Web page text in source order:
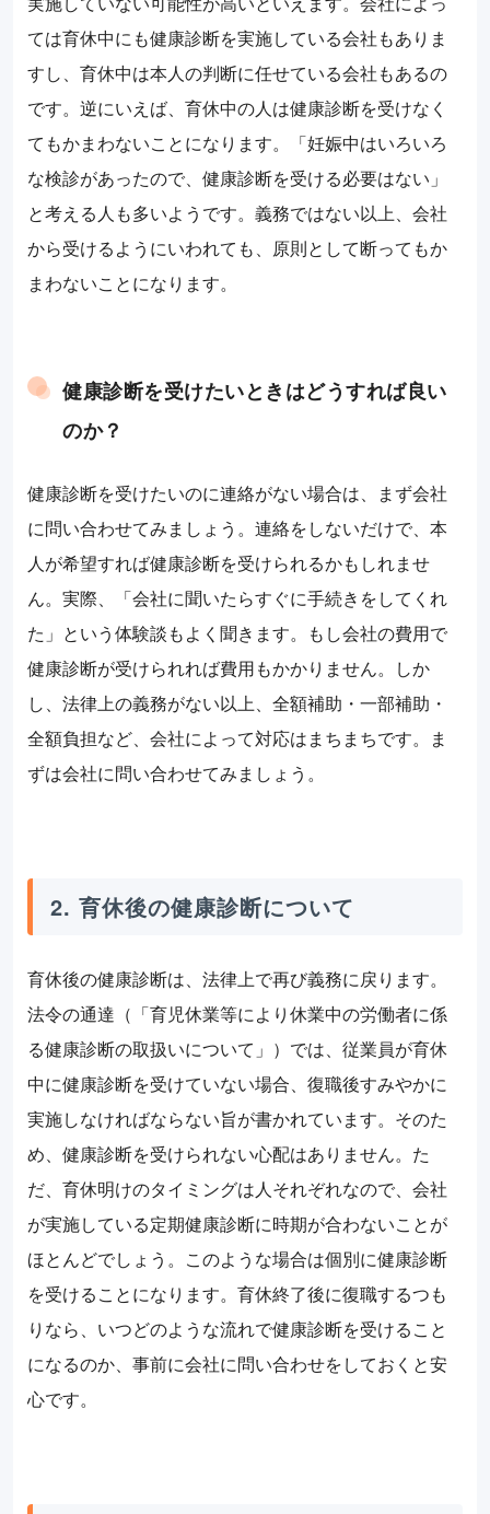
ては育休中にも健康診断を実施している会社もありま
すし、育休中は本人の判断に任せている会社もあるの
です。逆にいえば、育休中の人は健康診断を受けなく
てもかまわないことになります。「妊娠中はいろいろ
な検診があったので、健康診断を受ける必要はない」
と考える人も多いようです。義務ではない以上、会社
から受けるようにいわれても、原則として断ってもか
まわないことになります。
健康診断を受けたいときはどうすれば良い
のか？
健康診断を受けたいのに連絡がない場合は、まず会社
に問い合わせてみましょう。連絡をしないだけで、本
人が希望すれば健康診断を受けられるかもしれませ
ん。実際、「会社に聞いたらすぐに手続きをしてくれ
た」という体験談もよく聞きます。もし会社の費用で
健康診断が受けられれば費用もかかりません。しか
し、法律上の義務がない以上、全額補助・一部補助・
全額負担など、会社によって対応はまちまちです。ま
ずは会社に問い合わせてみましょう。
2. 育休後の健康診断について
育休後の健康診断は、法律上で再び義務に戻ります。
法令の通達（「育児休業等により休業中の労働者に係
る健康診断の取扱いについて」）では、従業員が育休
中に健康診断を受けていない場合、復職後すみやかに
実施しなければならない旨が書かれています。そのた
め、健康診断を受けられない心配はありません。た
だ、育休明けのタイミングは人それぞれなので、会社
が実施している定期健康診断に時期が合わないことが
ほとんどでしょう。このような場合は個別に健康診断
を受けることになります。育休終了後に復職するつも
りなら、いつどのような流れで健康診断を受けること
になるのか、事前に会社に問い合わせをしておくと安
心です。